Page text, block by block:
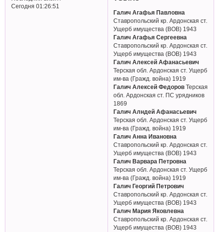
Сегодня 01:26:51
Галич Агафья Павловна
Ставропольский кр. Ардонская ст.
Ущерб имущества (ВОВ) 1943
Галич Агафья Сергеевна
Ставропольский кр. Ардонская ст.
Ущерб имущества (ВОВ) 1943
Галич Алексей Афанасьевич
Терская обл. Ардонская ст. Ущерб
им-ва (Гражд. война) 1919
Галич Алексей Федоров Терская
обл. Ардонская ст. ПС урядников
1869
Галич Алндей Афанасьевич
Терская обл. Ардонская ст. Ущерб
им-ва (Гражд. война) 1919
Галич Анна Ивановна
Ставропольский кр. Ардонская ст.
Ущерб имущества (ВОВ) 1943
Галич Варвара Петровна
Терская обл. Ардонская ст. Ущерб
им-ва (Гражд. война) 1919
Галич Георгий Петрович
Ставропольский кр. Ардонская ст.
Ущерб имущества (ВОВ) 1943
Галич Мария Яковлевна
Ставропольский кр. Ардонская ст.
Ущерб имущества (ВОВ) 1943